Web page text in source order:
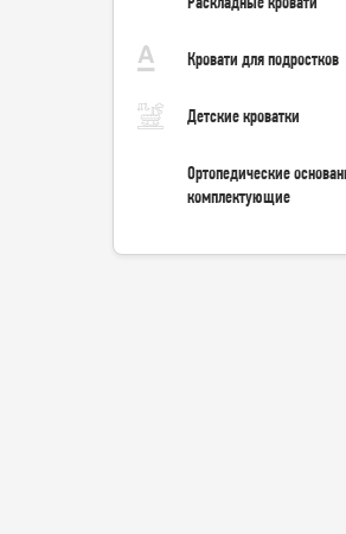
Кровати для подростков
Детские кроватки
Ортопедические
комплектующие